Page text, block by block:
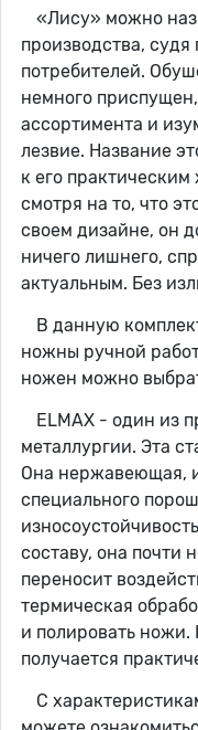
«Лису» можно
производства,
потребителей.
немного
ассортимента и
лезвие. Название
к его
смотря на то, что
своем дизайне, он
ничего лишнего,
актуальным. Без
В данную
ножны ручной
ножен можно
ELMAX - один из
металлургии. Эта
Она нержавеющая,
специального
составу, она почти
переносит
термическая
и полировать ножи.
получается
С